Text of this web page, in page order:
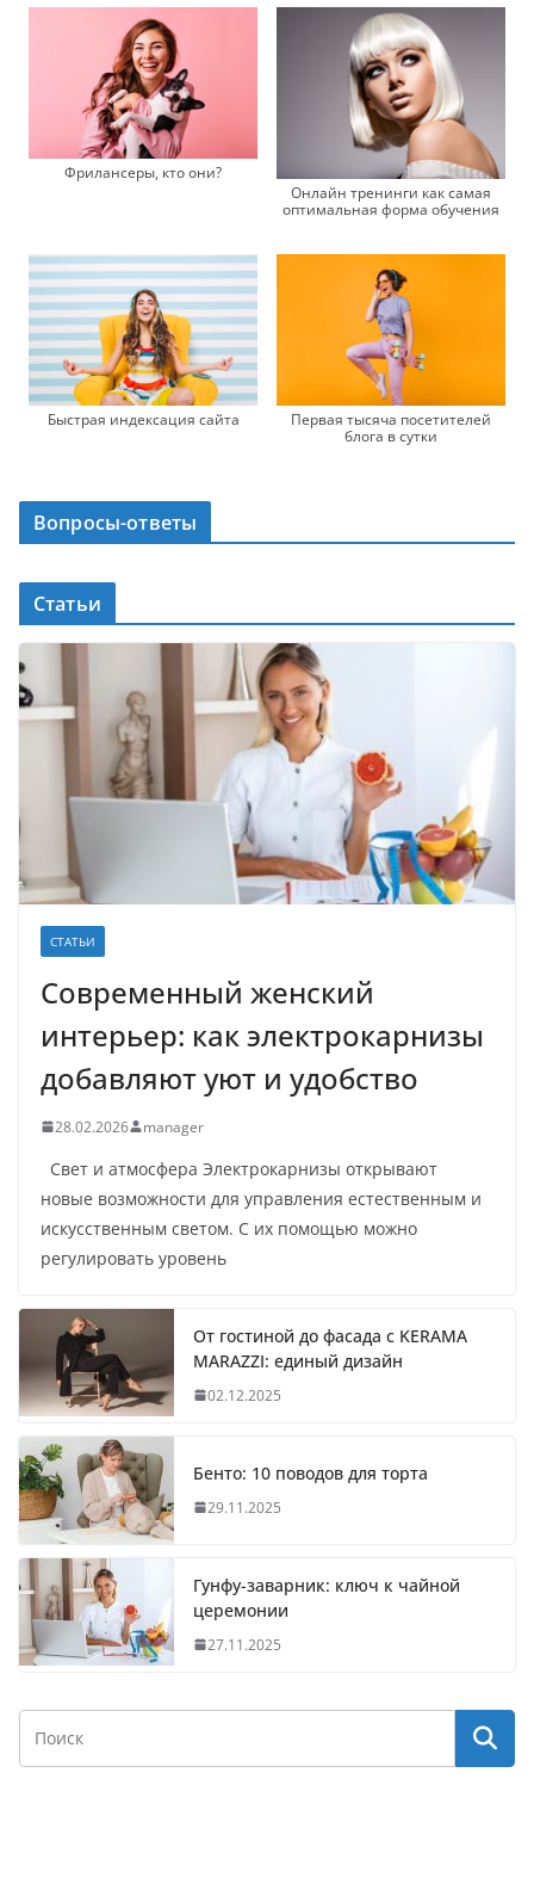
Фрилансеры, кто они?
Онлайн тренинги как самая
оптимальная форма обучения
Быстрая индексация сайта
Первая тысяча посетителей
блога в сутки
Вопросы-ответы
Статьи
СТАТЬИ
Современный женский
интерьер: как электрокарнизы
добавляют уют и удобство
28.02.2026 manager
Свет и атмосфера Электрокарнизы открывают
новые возможности для управления естественным и
искусственным светом. С их помощью можно
регулировать уровень
От гостиной до фасада с KERAMA
MARAZZI: единый дизайн
02.12.2025
Бенто: 10 поводов для торта
29.11.2025
Гунфу-заварник: ключ к чайной
церемонии
27.11.2025